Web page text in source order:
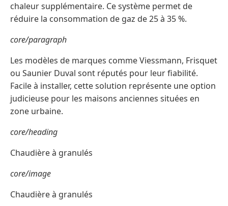
chaleur supplémentaire. Ce système permet de
réduire la consommation de gaz de 25 à 35 %.
core/paragraph
Les modèles de marques comme Viessmann, Frisquet
ou Saunier Duval sont réputés pour leur fiabilité.
Facile à installer, cette solution représente une option
judicieuse pour les maisons anciennes situées en
zone urbaine.
core/heading
Chaudière à granulés
core/image
Chaudière à granulés